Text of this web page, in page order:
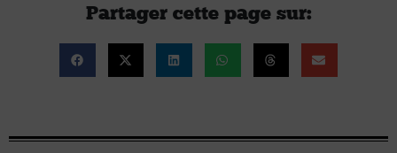
Partager cette page sur :